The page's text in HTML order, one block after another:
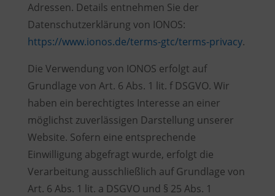
Adressen. Details entnehmen Sie der
Datenschutzerklärung von IONOS:
https://www.ionos.de/terms-gtc/terms-privacy.
Die Verwendung von IONOS erfolgt auf
Grundlage von Art. 6 Abs. 1 lit. f DSGVO. Wir
haben ein berechtigtes Interesse an einer
möglichst zuverlässigen Darstellung unserer
Website. Sofern eine entsprechende
Einwilligung abgefragt wurde, erfolgt die
Verarbeitung ausschließlich auf Grundlage von
Art. 6 Abs. 1 lit. a DSGVO und § 25 Abs. 1